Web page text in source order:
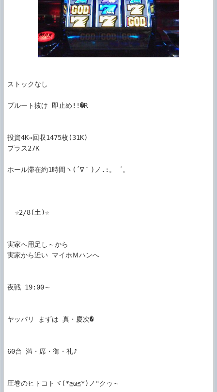
ストックなし
プルート抜け 即止め!!�R
投資4K→回収1475枚(31K)
プラス27K
ホール滞在約1時間ヽ(´∇｀)ノ.:。゜。
――☆2/8(土)☆――
実家へ用足し～から
実家から近い マイホＭハンへ
夜戦 19:00～
ヤッパリ まずは 真・慶次�
60台 満・席・御・礼♪
圧巻のヒトコトヾ(*≧ω≦*)ノ"クゥ～